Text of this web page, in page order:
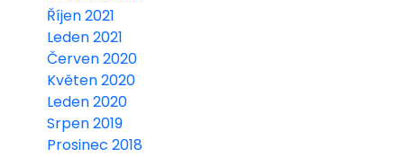
Říjen 2021
Leden 2021
Červen 2020
Květen 2020
Leden 2020
Srpen 2019
Prosinec 2018